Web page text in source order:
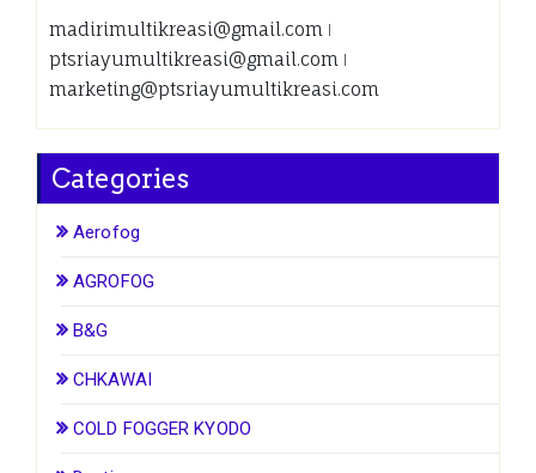
madirimultikreasi@gmail.com ǀ
ptsriayumultikreasi@gmail.com ǀ
marketing@ptsriayumultikreasi.com
Categories
Aerofog
AGROFOG
B&G
CHKAWAI
COLD FOGGER KYODO